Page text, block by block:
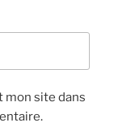
mon site dans